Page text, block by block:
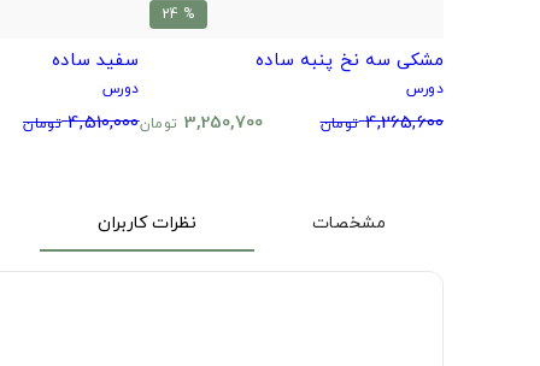
% 24
مشکی سه نخ پنبه ساده
دورس
4,265,600 تومان 3,250,700 تومان
سفید ساده
دورس
4,510,000 تومان
مشخصات نظرات کاربران